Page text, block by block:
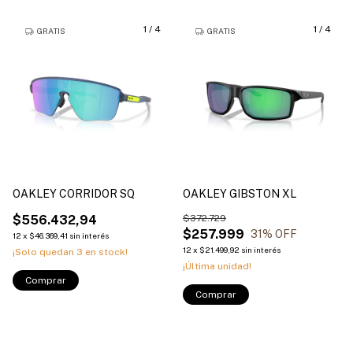
1 / 4
GRATIS
OAKLEY CORRIDOR SQ
$556.432,94
12 x $46.369,41 sin interés
¡Solo quedan 3 en stock!
Comprar
1 / 4
GRATIS
OAKLEY GIBSTON XL
$257.999
$372.729
31% OFF
12 x $21.499,92 sin interés
¡Última unidad!
Comprar